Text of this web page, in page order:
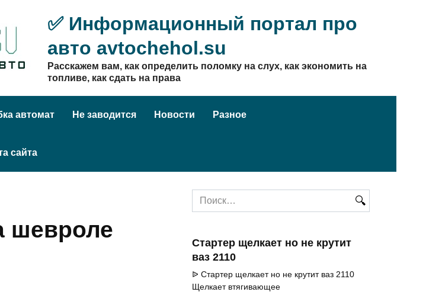
✅ Информационный портал про
авто avtochehol.su
Расскажем вам, как определить поломку на слух, как экономить на
топливе, как сдать на права
автомат Не заводится Новости Разное
сайта
шевроле
Search
for:
Стартер щелкает но не крутит
ваз 2110
ᐉ Стартер щелкает но не крутит ваз 2110
Щелкает втягивающее